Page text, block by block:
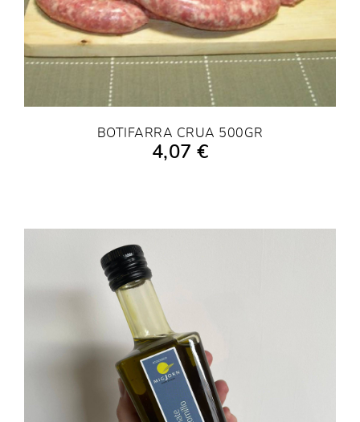
AFEGIR A LA COMPRA
BOTIFARRA CRUA 500GR
4,07 €